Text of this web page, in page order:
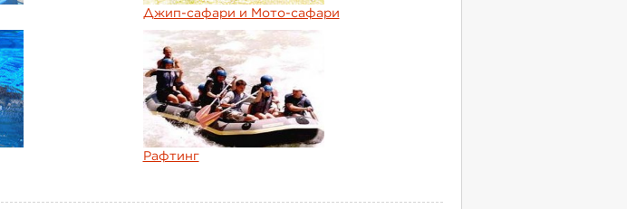
Джип-сафари и Мото-сафари
Рафтинг